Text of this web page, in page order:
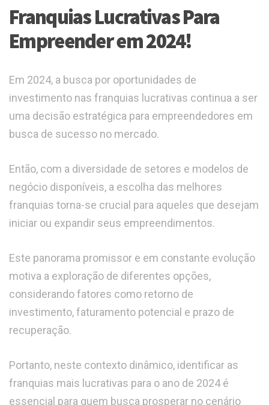
Franquias Lucrativas Para
Empreender em 2024!
Em 2024, a busca por oportunidades de
investimento nas franquias lucrativas continua a ser
uma decisão estratégica para empreendedores em
busca de sucesso no mercado.
Então, com a diversidade de setores e modelos de
negócio disponíveis, a escolha das melhores
franquias torna-se crucial para aqueles que desejam
iniciar ou expandir seus empreendimentos.
Este panorama promissor e em constante evolução
motiva a exploração de diferentes opções,
considerando fatores como retorno de
investimento, faturamento potencial e prazo de
recuperação.
Portanto, neste contexto dinâmico, identificar as
franquias mais lucrativas para o ano de 2024 é
essencial para quem busca prosperar no cenário